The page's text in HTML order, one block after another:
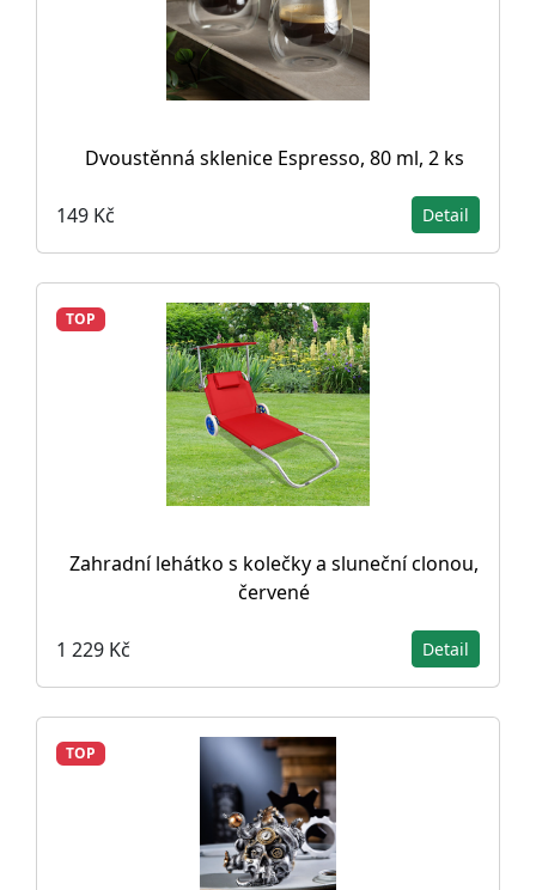
Dvoustěnná sklenice Espresso, 80 ml, 2 ks
149 Kč Detail
TOP
Zahradní lehátko s kolečky a sluneční clonou,
červené
1 229 Kč Detail
TOP